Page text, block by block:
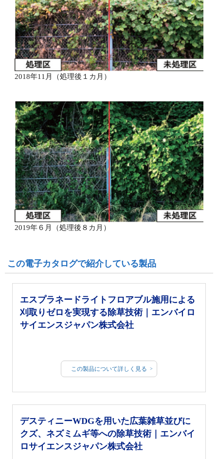
2018年11月（処理後１カ月）
2019年６月（処理後８カ月）
この電子カタログで紹介している製品
エスプラネードライトフロアブル施用による
刈取りゼロを実現する除草技術｜エンバイロ
サイエンスジャパン株式会社
この製品について詳しく見る
デスティニーWDGを用いた広葉雑草並びに
クズ、ネズミムギ等への除草技術｜エンバイ
ロサイエンスジャパン株式会社